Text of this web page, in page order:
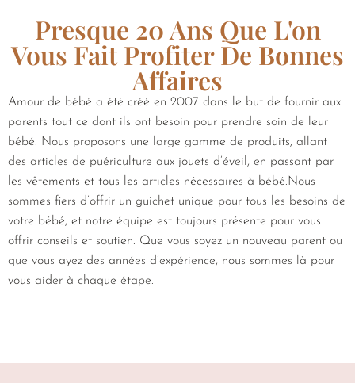
Presque 20 Ans Que L'on
Vous Fait Profiter De Bonnes
Affaires
Amour de bébé a été créé en 2007 dans le but de fournir aux
parents tout ce dont ils ont besoin pour prendre soin de leur
bébé. Nous proposons une large gamme de produits, allant
des articles de puériculture aux jouets d’éveil, en passant par
les vêtements et tous les articles nécessaires à bébé.Nous
sommes fiers d’offrir un guichet unique pour tous les besoins de
votre bébé, et notre équipe est toujours présente pour vous
offrir conseils et soutien. Que vous soyez un nouveau parent ou
que vous ayez des années d’expérience, nous sommes là pour
vous aider à chaque étape.